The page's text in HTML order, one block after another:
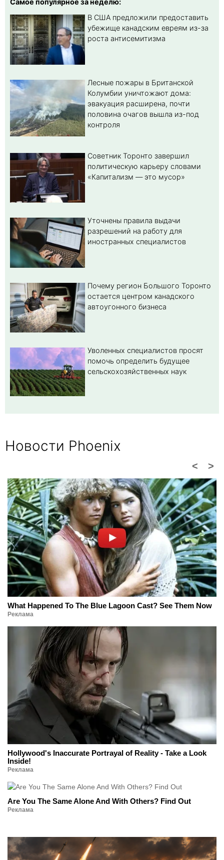
Самое популярное за неделю:
В США предложили предоставить
убежище канадским евреям из-за
роста антисемитизма
Лесные пожары в Британской
Колумбии уничтожают дома:
эвакуация расширена, почти
половина очагов вышла из-под
контроля
Советник Торонто завершил
политическую карьеру словами
«Капитализм — это мусор»
Уточнены правила выдачи
разрешений на работу для
иностранных специалистов
Почему регион Большого Торонто
остается центром канадского
автоугонного бизнеса
Уволенных специалистов просят
помочь определить будущее
сельскохозяйственных наук
Новости Phoenix
>
<
What Happened To The Blue Lagoon Cast? See Them Now
Реклама
Hollywood's Inaccurate Portrayal of Reality - Take a Look
Inside!
Реклама
Are You The Same Alone And With Others? Find Out
Реклама